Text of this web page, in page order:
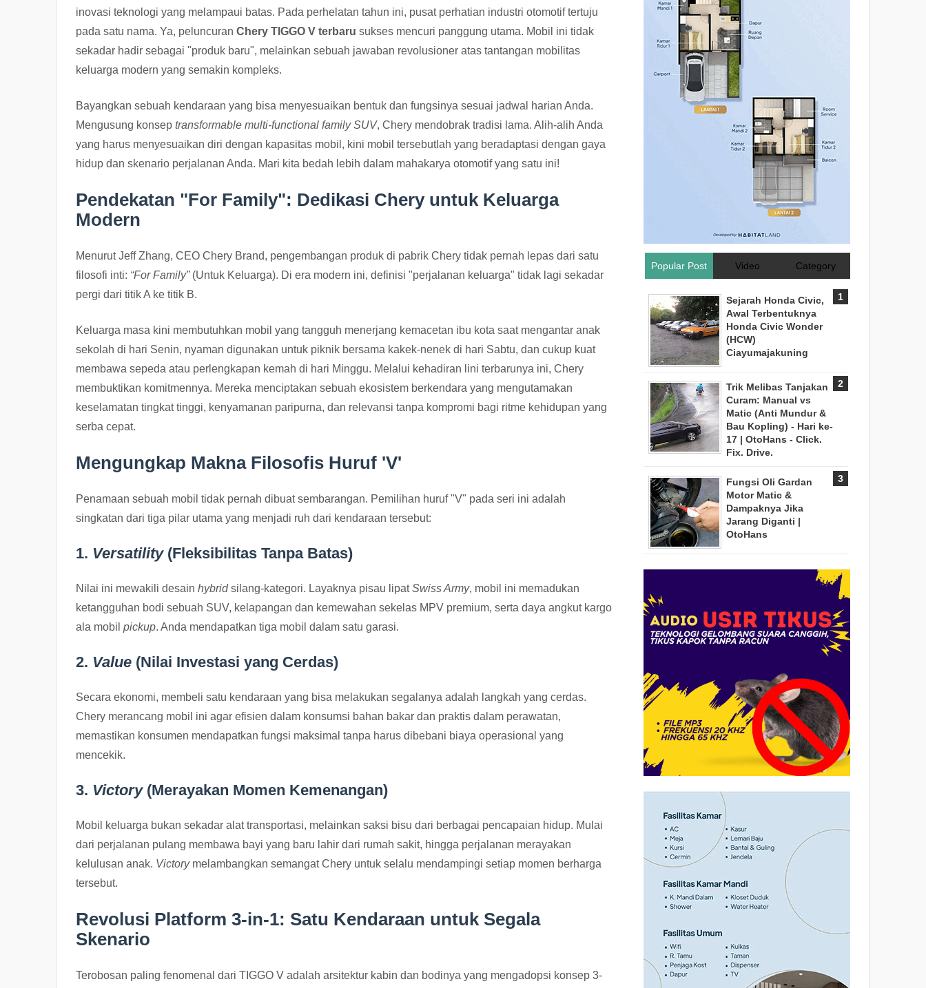
inovasi teknologi yang melampaui batas. Pada perhelatan tahun ini, pusat perhatian industri otomotif tertuju
pada satu nama. Ya, peluncuran Chery TIGGO V terbaru sukses mencuri panggung utama. Mobil ini tidak
sekadar hadir sebagai "produk baru", melainkan sebuah jawaban revolusioner atas tantangan mobilitas
keluarga modern yang semakin kompleks.
Bayangkan sebuah kendaraan yang bisa menyesuaikan bentuk dan fungsinya sesuai jadwal harian Anda.
Mengusung konsep transformable multi-functional family SUV, Chery mendobrak tradisi lama. Alih-alih Anda
yang harus menyesuaikan diri dengan kapasitas mobil, kini mobil tersebutlah yang beradaptasi dengan gaya
hidup dan skenario perjalanan Anda. Mari kita bedah lebih dalam mahakarya otomotif yang satu ini!
Pendekatan "For Family": Dedikasi Chery untuk Keluarga
Modern
Menurut Jeff Zhang, CEO Chery Brand, pengembangan produk di pabrik Chery tidak pernah lepas dari satu
filosofi inti: “For Family”(Untuk Keluarga). Di era modern ini, definisi "perjalanan keluarga" tidak lagi sekadar
pergi dari titik A ke titik B.
Keluarga masa kini membutuhkan mobil yang tangguh menerjang kemacetan ibu kota saat mengantar anak
sekolah di hari Senin, nyaman digunakan untuk piknik bersama kakek-nenek di hari Sabtu, dan cukup kuat
membawa sepeda atau perlengkapan kemah di hari Minggu. Melalui kehadiran lini terbarunya ini, Chery
membuktikan komitmennya. Mereka menciptakan sebuah ekosistem berkendara yang mengutamakan
keselamatan tingkat tinggi, kenyamanan paripurna, dan relevansi tanpa kompromi bagi ritme kehidupan yang
serba cepat.
Mengungkap Makna Filosofis Huruf 'V'
Penamaan sebuah mobil tidak pernah dibuat sembarangan. Pemilihan huruf "V" pada seri ini adalah
singkatan dari tiga pilar utama yang menjadi ruh dari kendaraan tersebut:
1. Versatility(Fleksibilitas Tanpa Batas)
Nilai ini mewakili desain hybridsilang-kategori. Layaknya pisau lipatSwiss Army, mobil ini memadukan
ketangguhan bodi sebuah SUV, kelapangan dan kemewahan sekelas MPV premium, serta daya angkut kargo
ala mobil pickup. Anda mendapatkan tiga mobil dalam satu garasi.
2. Value (Nilai Investasi yang Cerdas)
Secara ekonomi, membeli satu kendaraan yang bisa melakukan segalanya adalah langkah yang cerdas.
Chery merancang mobil ini agar efisien dalam konsumsi bahan bakar dan praktis dalam perawatan,
memastikan konsumen mendapatkan fungsi maksimal tanpa harus dibebani biaya operasional yang
mencekik.
3. Victory(Merayakan Momen Kemenangan)
Mobil keluarga bukan sekadar alat transportasi, melainkan saksi bisu dari berbagai pencapaian hidup. Mulai
dari perjalanan pulang membawa bayi yang baru lahir dari rumah sakit, hingga perjalanan merayakan
kelulusan anak. Victorymelambangkan semangat Chery untuk selalu mendampingi setiap momen berharga
tersebut.
Revolusi Platform 3-in-1: Satu Kendaraan untuk Segala
Skenario
Terobosan paling fenomenal dari TIGGO V adalah arsitektur kabin dan bodinya yang mengadopsi konsep 3-
Popular Post Video Category
Sejarah Honda Civic,
Awal Terbentuknya
Honda Civic Wonder
(HCW)
Ciayumajakuning
Trik Melibas Tanjakan
Curam: Manual vs
Matic (Anti Mundur &
Bau Kopling) - Hari ke-
17 | OtoHans - Click.
Fix. Drive.
Fungsi Oli Gardan
Motor Matic &
Dampaknya Jika
Jarang Diganti |
OtoHans